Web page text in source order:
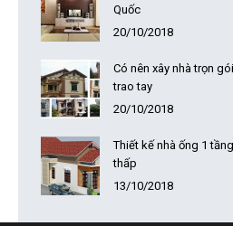
Quốc
20/10/2018
Có nên xây nhà trọn
trao tay
20/10/2018
Thiết kế nhà ống 1
thấp
13/10/2018